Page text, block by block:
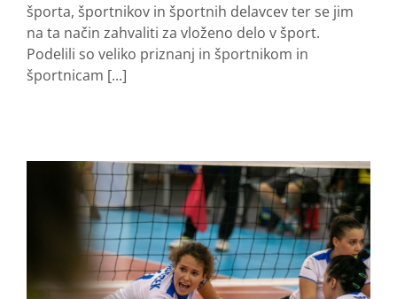
športa, športnikov in športnih delavcev ter se jim
na ta način zahvaliti za vloženo delo v šport.
Podelili so veliko priznanj in športnikom in
športnicam [...]